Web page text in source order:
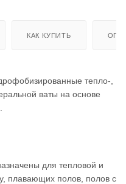
КАК КУПИТЬ
тепло-,
ваты на основе
для тепловой и
плавающих полов, полов с